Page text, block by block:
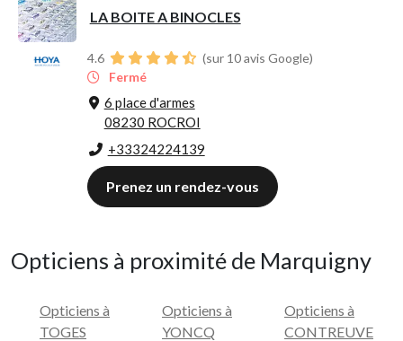
LA BOITE A BINOCLES
4.6
(sur 10 avis Google)
Fermé
6 place d'armes
08230 ROCROI
+33324224139
Prenez un rendez-vous
Opticiens à proximité de Marquigny
Opticiens à
TOGES
Opticiens à
YONCQ
Opticiens à
CONTREUVE